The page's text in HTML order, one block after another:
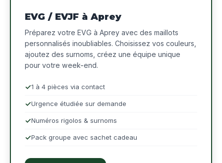
EVG / EVJF à Aprey
Préparez votre EVG à Aprey avec des maillots
personnalisés inoubliables. Choisissez vos couleurs,
ajoutez des surnoms, créez une équipe unique
pour votre week-end.
1 à 4 pièces via contact
Urgence étudiée sur demande
Numéros rigolos & surnoms
Pack groupe avec sachet cadeau